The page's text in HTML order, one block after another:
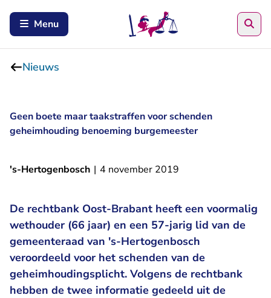
Menu
Nieuws
Geen boete maar taakstraffen voor schenden
geheimhouding benoeming burgemeester
's-Hertogenbosch | 4 november 2019
De rechtbank Oost-Brabant heeft een voormalig
wethouder (66 jaar) en een 57-jarig lid van de
gemeenteraad van 's-Hertogenbosch
veroordeeld voor het schenden van de
geheimhoudingsplicht. Volgens de rechtbank
hebben de twee informatie gedeeld uit de